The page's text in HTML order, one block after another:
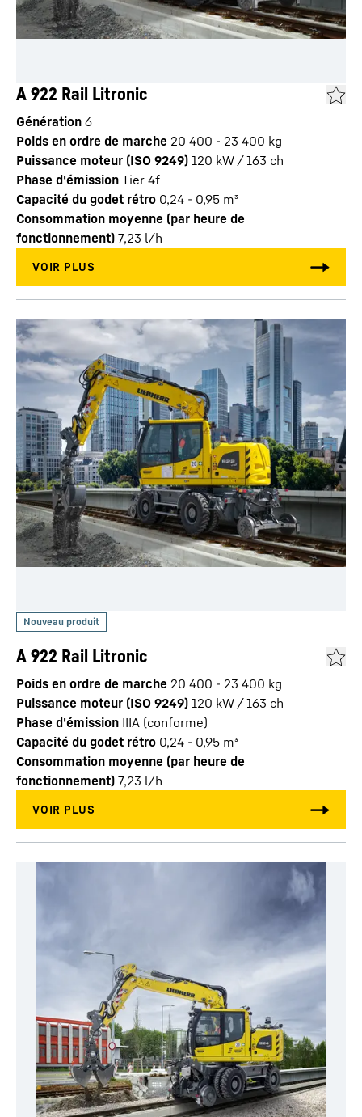
A 922 Rail Litronic
Génération 6
Poids en ordre de marche 20 400 - 23 400 kg
Puissance moteur (ISO 9249) 120 kW / 163 ch
Phase d'émission Tier 4f
Capacité du godet rétro 0,24 - 0,95 m³
Consommation moyenne (par heure de
fonctionnement) 7,23 l/h
A 922 Rail Litronic
Poids en ordre de marche 20 400 - 23 400 kg
Puissance moteur (ISO 9249) 120 kW / 163 ch
Phase d'émission IIIA (conforme)
Capacité du godet rétro 0,24 - 0,95 m³
Consommation moyenne (par heure de
fonctionnement) 7,23 l/h